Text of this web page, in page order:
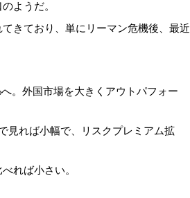
ようだ。
きており、単にリーマン危機後、最近
。外国市場を大きくアウトパフォー
れば小幅で、リスクプレミアム拡
れば小さい。